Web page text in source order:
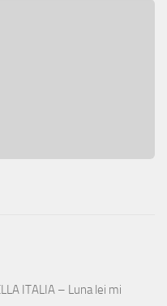
ITALIA – Luna lei mi